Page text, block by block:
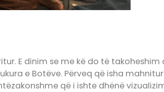
E dinim se me kë do të
e Botëve. Përveq që isha
që i ishte dhënë